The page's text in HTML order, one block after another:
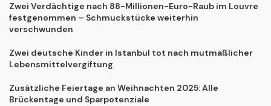
Zwei Verdächtige nach 88-Millionen-Euro-Raub im Louvre
festgenommen – Schmuckstücke weiterhin
verschwunden
Zwei deutsche Kinder in Istanbul tot nach mutmaßlicher
Lebensmittelvergiftung
Zusätzliche Feiertage an Weihnachten 2025: Alle
Brückentage und Sparpotenziale